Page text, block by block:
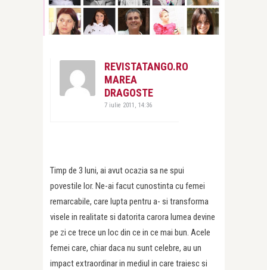
REVISTATANGO.RO
MAREA
DRAGOSTE
7 iulie 2011, 14:36
Timp de 3 luni, ai avut ocazia sa ne spui
povestile lor. Ne-ai facut cunostinta cu femei
remarcabile, care lupta pentru a- si transforma
visele in realitate si datorita carora lumea devine
pe zi ce trece un loc din ce in ce mai bun. Acele
femei care, chiar daca nu sunt celebre, au un
impact extraordinar in mediul in care traiesc si